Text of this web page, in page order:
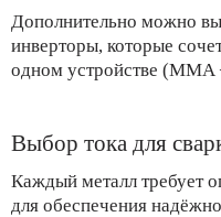
Дополнительно можно
инверторы, которые
одном устройстве
Выбор тока для
Каждый металл требует
для обеспечения